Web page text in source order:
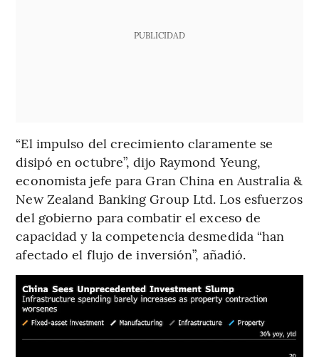
PUBLICIDAD
“El impulso del crecimiento claramente se
disipó en octubre”, dijo Raymond Yeung,
economista jefe para Gran China en Australia &
New Zealand Banking Group Ltd. Los esfuerzos
del gobierno para combatir el exceso de
capacidad y la competencia desmedida “han
afectado el flujo de inversión”, añadió.